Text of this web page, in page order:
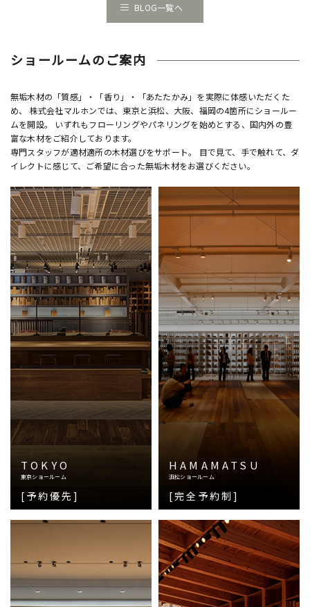
BLOG一覧へ
ショールームのご案内
無垢木材の「質感」・「香り」・「あたたかみ」を実際に体感いただくた
め、 株式会社マルホンでは、東京と浜松、大阪、福岡の4箇所にショールー
ムを開設。 いずれもフローリングやパネリングを始めとする、国内外の豊
富な木材をご紹介しております。
専門スタッフが適材適所の木材選びをサポート。 目で見て、手で触れて、ダ
イレクトに感じて、ご希望に合った無垢木材をお選びください。
TOKYO
東京ショールーム
[予約優先]
HAMAMATSU
浜松ショールーム
[完全予約制]